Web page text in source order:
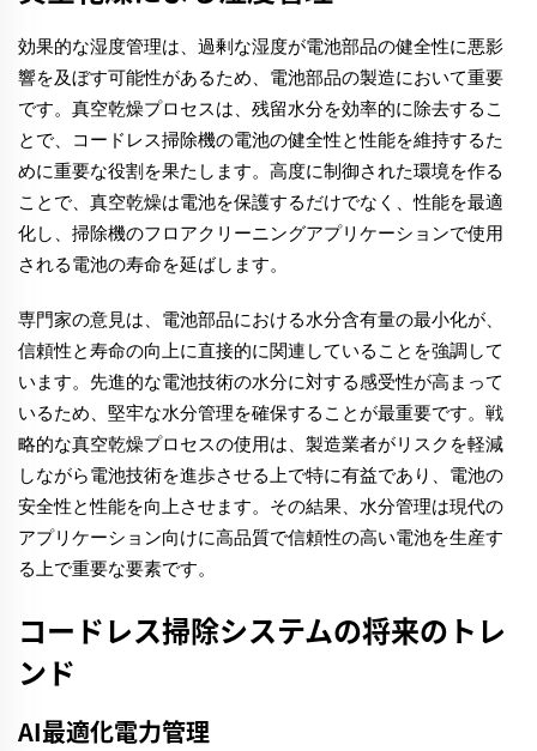
効果的な湿度管理は、過剰な湿度が電池部品の健全性に悪影
響を及ぼす可能性があるため、電池部品の製造において重要
です。真空乾燥プロセスは、残留水分を効率的に除去するこ
とで、コードレス掃除機の電池の健全性と性能を維持するた
めに重要な役割を果たします。高度に制御された環境を作る
ことで、真空乾燥は電池を保護するだけでなく、性能を最適
化し、掃除機のフロアクリーニングアプリケーションで使用
される電池の寿命を延ばします。
専門家の意見は、電池部品における水分含有量の最小化が、
信頼性と寿命の向上に直接的に関連していることを強調して
います。先進的な電池技術の水分に対する感受性が高まって
いるため、堅牢な水分管理を確保することが最重要です。戦
略的な真空乾燥プロセスの使用は、製造業者がリスクを軽減
しながら電池技術を進歩させる上で特に有益であり、電池の
安全性と性能を向上させます。その結果、水分管理は現代の
アプリケーション向けに高品質で信頼性の高い電池を生産す
る上で重要な要素です。
コードレス掃除システムの将来のトレ
ンド
AI最適化電力管理